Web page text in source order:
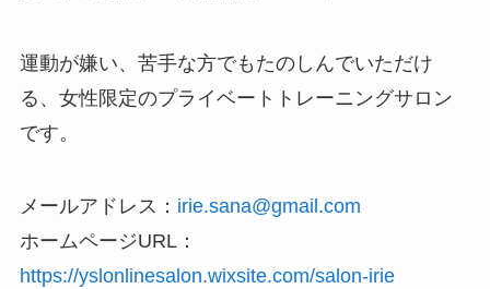
運動が嫌い、苦手な方でもたのしんでいただけ
る、女性限定のプライベートトレーニングサロン
です。
メールアドレス： irie.sana@gmail.com
ホームページURL：
https://yslonlinesalon.wixsite.com/salon-irie